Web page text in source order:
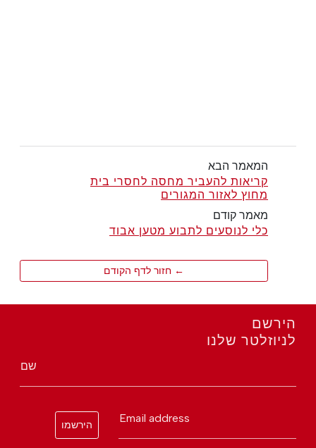
המאמר הבא
קריאות להעביר מחסה לחסרי בית
מחוץ לאזור המגורים
מאמר קודם
כלי לנוסעים לתבוע מטען אבוד
← חזור לדף הקודם
הירשם
לניוזלטר שלנו
שם
Email address
הירשמו